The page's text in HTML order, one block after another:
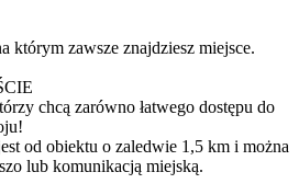
którym zawsze znajdziesz miejsce.
chcą zarówno łatwego dostępu do
od obiektu o zaledwie 1,5 km i można
lub komunikacją miejską.